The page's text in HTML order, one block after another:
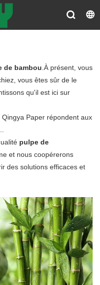
de bambou.À présent, vous
vous êtes sûr de le
qu'il est ici sur
Paper répondent aux
pulpe de
et nous coopérerons
des solutions efficaces et